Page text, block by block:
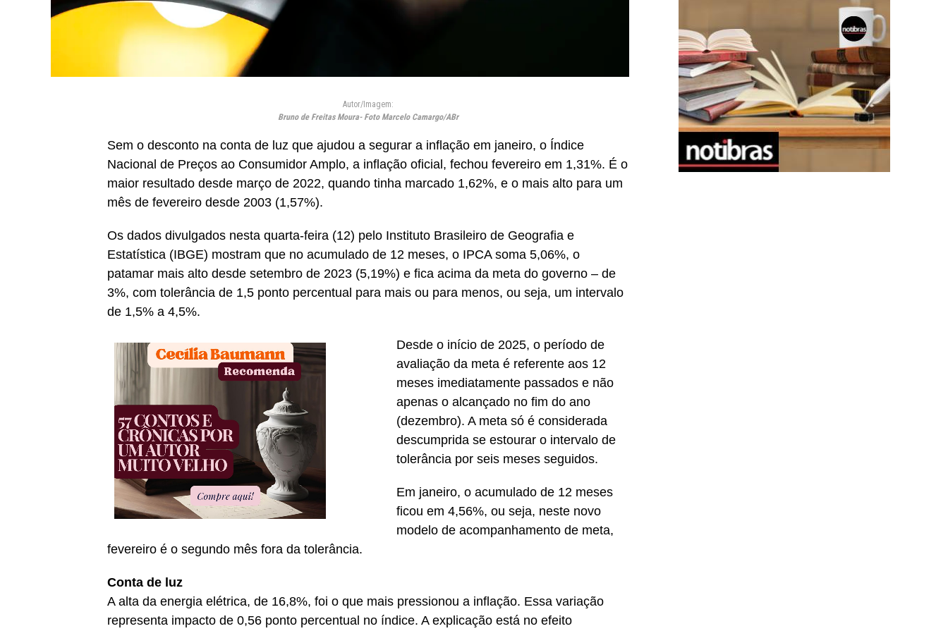
Autor/Imagem:
Bruno de Freitas Moura- Foto Marcelo Camargo/ABr
Sem o desconto na conta de luz que ajudou a segurar a inflação em janeiro, o Índice
Nacional de Preços ao Consumidor Amplo, a inflação oficial, fechou fevereiro em 1,31%. É o
maior resultado desde março de 2022, quando tinha marcado 1,62%, e o mais alto para um
mês de fevereiro desde 2003 (1,57%).
Os dados divulgados nesta quarta-feira (12) pelo Instituto Brasileiro de Geografia e
Estatística (IBGE) mostram que no acumulado de 12 meses, o IPCA soma 5,06%, o
patamar mais alto desde setembro de 2023 (5,19%) e fica acima da meta do governo – de
3%, com tolerância de 1,5 ponto percentual para mais ou para menos, ou seja, um intervalo
de 1,5% a 4,5%.
Desde o início de 2025, o período de
avaliação da meta é referente aos 12
meses imediatamente passados e não
apenas o alcançado no fim do ano
(dezembro). A meta só é considerada
descumprida se estourar o intervalo de
tolerância por seis meses seguidos.
Em janeiro, o acumulado de 12 meses
ficou em 4,56%, ou seja, neste novo
modelo de acompanhamento de meta,
fevereiro é o segundo mês fora da tolerância.
Conta de luz
A alta da energia elétrica, de 16,8%, foi o que mais pressionou a inflação. Essa variação
representa impacto de 0,56 ponto percentual no índice. A explicação está no efeito